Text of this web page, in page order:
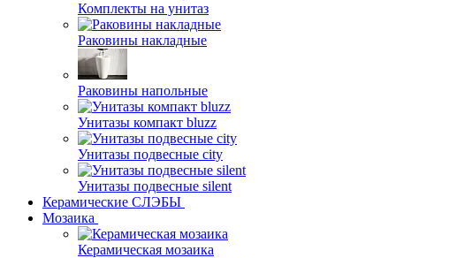
Комплекты на унитаз
Раковины накладные
Раковины напольные
Унитазы компакт bluzz
Унитазы подвесные city
Унитазы подвесные silent
Керамические СЛЭБЫ
Мозаика
Керамическая мозаика